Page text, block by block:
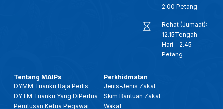
25 JAN 2026- BTH- BAHASA MELAYU DI PERINGKAT SERANTAU, PERLU DIMARTABAT SEBAGAI BAHASA ILMU & DAKWAH
25 JANUARI 2026 - KANTA 744 PAGI
2.00 Petang
Rehat (Jumaat):
12.15Tengah
Hari - 2.45
Petang
Tentang MAIPs
DYMM Tuanku Raja Perlis
DYTM Tuanku Yang DiPertua
Perutusan Ketua Pegawai
Perkhidmatan
Jenis-Jenis Zakat
Skim Bantuan Zakat
Wakaf